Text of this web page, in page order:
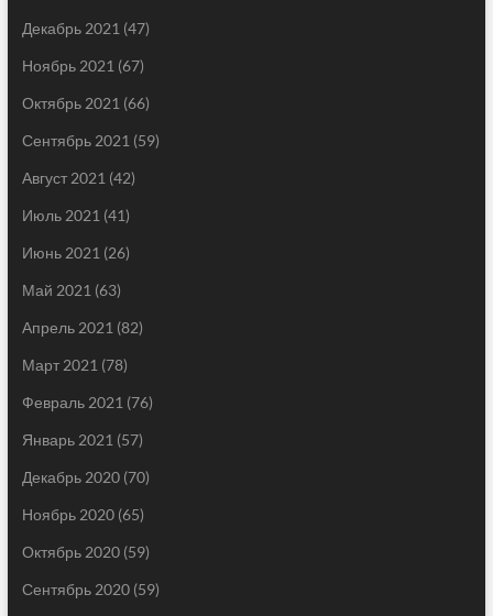
Декабрь 2021 (47)
Ноябрь 2021 (67)
Октябрь 2021 (66)
Сентябрь 2021 (59)
Август 2021 (42)
Июль 2021 (41)
Июнь 2021 (26)
Май 2021 (63)
Апрель 2021 (82)
Март 2021 (78)
Февраль 2021 (76)
Январь 2021 (57)
Декабрь 2020(70)
Ноябрь 2020(65)
Октябрь 2020(59)
Сентябрь 2020(59)